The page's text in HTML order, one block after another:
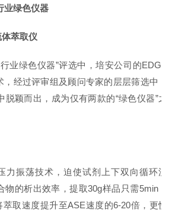
业绿色仪器
萃取仪
业绿色仪器”评选中，培安公司的EDGE
经过评审组及顾问专家的层层筛选中，
颖而出，成为仅有两款的“绿色仪器”之
力振荡技术，迫使试剂上下双向循环流
的析出效率，提取30g样品只需5min，
取速度提升至ASE速度的6-20倍，更快